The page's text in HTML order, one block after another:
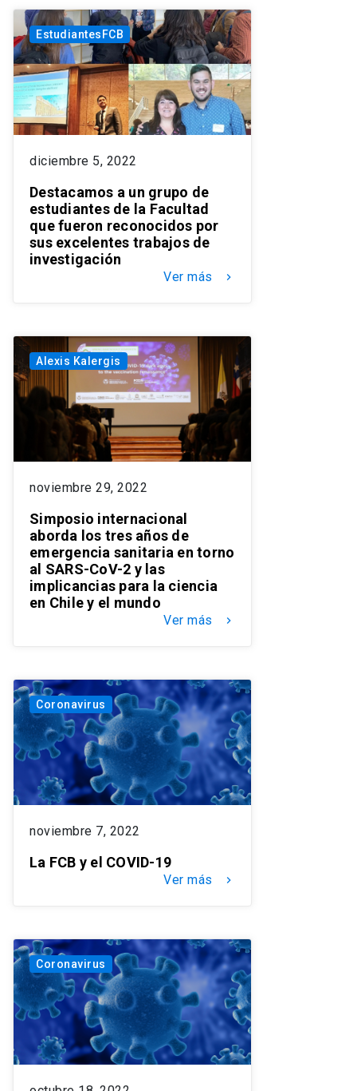
EstudiantesFCB
diciembre 5, 2022
Destacamos a un grupo de
estudiantes de la Facultad
que fueron reconocidos por
sus excelentes trabajos de
investigación
Ver más keyboard_arrow_right
Alexis Kalergis
noviembre 29, 2022
Simposio internacional
aborda los tres años de
emergencia sanitaria en torno
al SARS-CoV-2 y las
implicancias para la ciencia
en Chile y el mundo
Ver más keyboard_arrow_right
Coronavirus
noviembre 7, 2022
La FCB y el COVID-19
Ver más keyboard_arrow_right
Coronavirus